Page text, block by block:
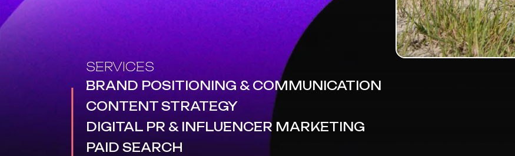
SERVICES
BRAND POSITIONING & COMMUNICATION
CONTENT STRATEGY
DIGITAL PR & INFLUENCER MARKETING
PAID SEARCH